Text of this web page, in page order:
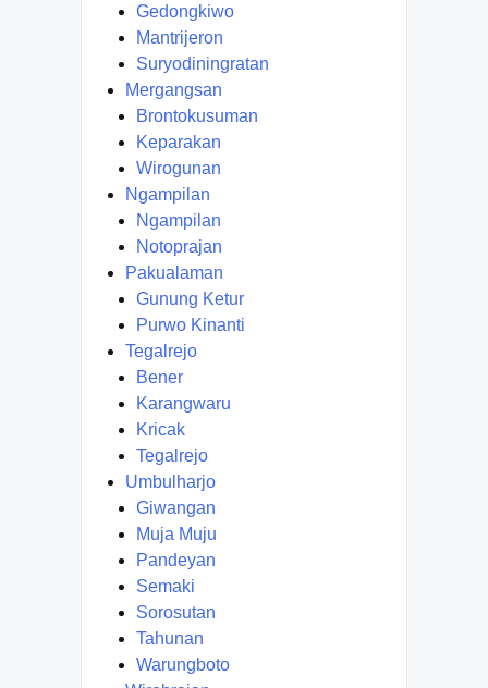
Gedongkiwo
Mantrijeron
Suryodiningratan
Mergangsan
Brontokusuman
Keparakan
Wirogunan
Ngampilan
Ngampilan
Notoprajan
Pakualaman
Gunung Ketur
Purwo Kinanti
Tegalrejo
Bener
Karangwaru
Kricak
Tegalrejo
Umbulharjo
Giwangan
Muja Muju
Pandeyan
Semaki
Sorosutan
Tahunan
Warungboto